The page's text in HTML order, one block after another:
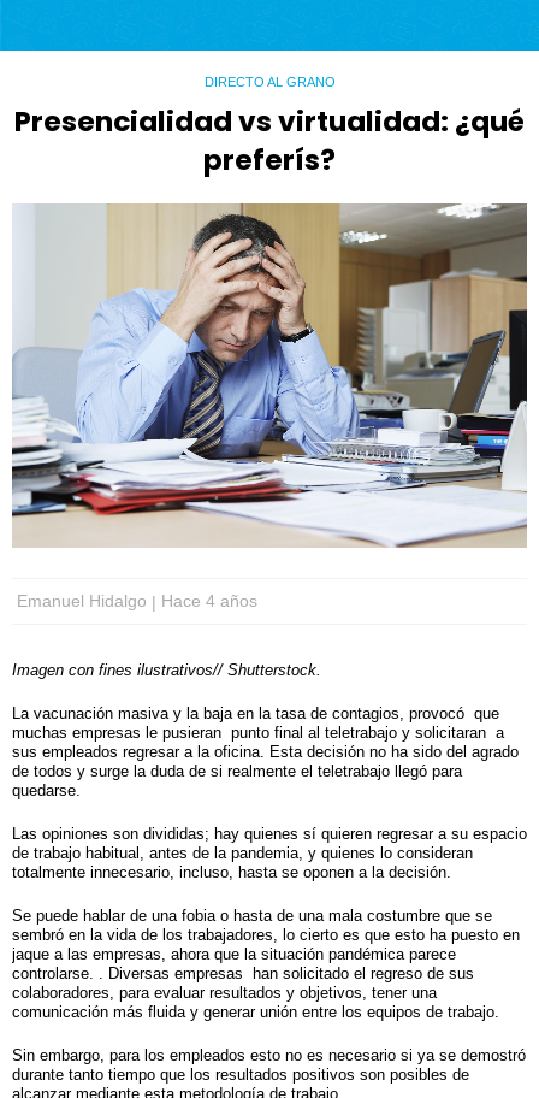
DIRECTO AL GRANO
Presencialidad vs virtualidad: ¿qué
preferís?
Emanuel Hidalgo Hace 4 años
Imagen con fines ilustrativos// Shutterstock.
La vacunación masiva y la baja en la tasa de contagios, provocó que
muchas empresas le pusieran punto final al teletrabajo y solicitaran a
sus empleados regresar a la oficina. Esta decisión no ha sido del agrado
de todos y surge la duda de si realmente el teletrabajo llegó para
quedarse.
Las opiniones son divididas; hay quienes sí quieren regresar a su espacio
de trabajo habitual, antes de la pandemia, y quienes lo consideran
totalmente innecesario, incluso, hasta se oponen a la decisión.
Se puede hablar de una fobia o hasta de una mala costumbre que se
sembró en la vida de los trabajadores, lo cierto es que esto ha puesto en
jaque a las empresas, ahora que la situación pandémica parece
controlarse. . Diversas empresas han solicitado el regreso de sus
colaboradores, para evaluar resultados y objetivos, tener una
comunicación más fluida y generar unión entre los equipos de trabajo.
Sin embargo, para los empleados esto no es necesario si ya se demostró
durante tanto tiempo que los resultados positivos son posibles de
alcanzar mediante esta metodología de trabajo.